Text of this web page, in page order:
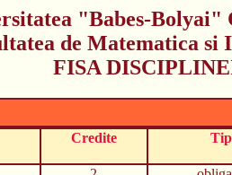
"Babes-Bolyai"
de Matematica si
FISA
Credite